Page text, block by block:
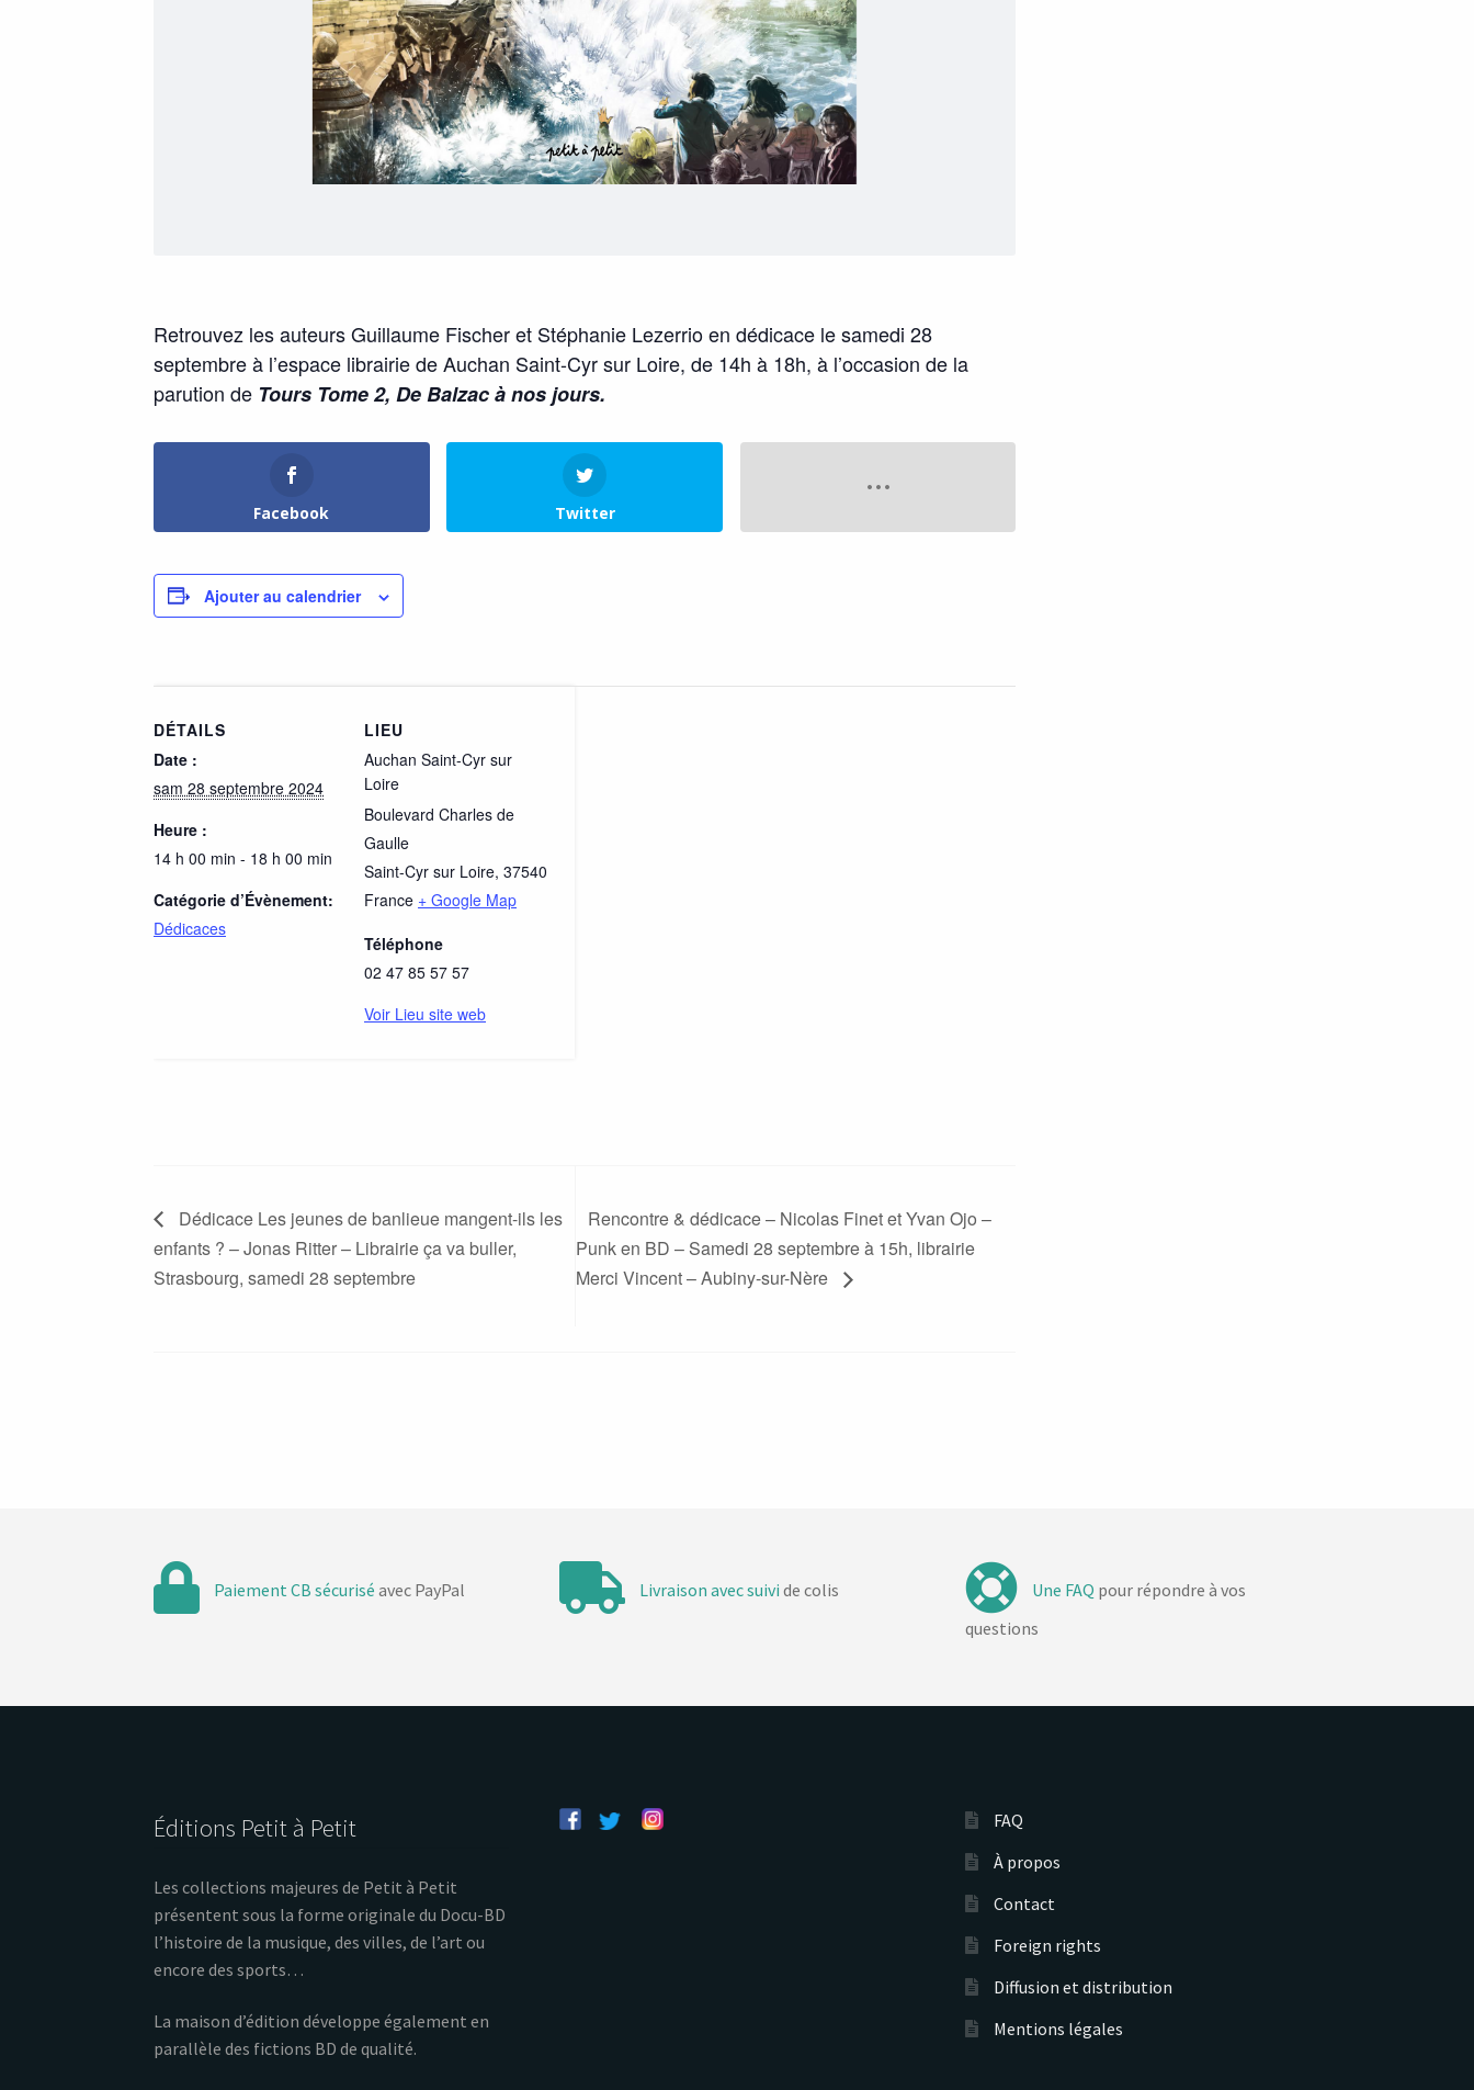
Retrouvez les auteurs Guillaume Fischer et Stéphanie Lezerrio en dédicace le samedi 28
septembre à l’espace librairie de Auchan Saint-Cyr sur Loire, de 14h à 18h, à l’occasion de la
parution de Tours Tome 2, De Balzac à nos jours.
Facebook Twitter
Ajouter au calendrier
DÉTAILS
Date :
sam 28 septembre 2024
Heure :
14 h 00 min - 18 h 00 min
Catégorie d’Évènement:
Dédicaces
LIEU
Auchan Saint-Cyr sur
Loire
Boulevard Charles de
Gaulle
Saint-Cyr sur Loire, 37540
France + Google Map
Téléphone
02 47 85 57 57
Voir Lieu site web
Dédicace Les jeunes de banlieue mangent-ils les
enfants ? – Jonas Ritter – Librairie ça va buller,
Strasbourg, samedi 28 septembre
Rencontre & dédicace – Nicolas Finet et Yvan Ojo –
Punk en BD – Samedi 28 septembre à 15h, librairie
Merci Vincent – Aubiny-sur-Nère
Paiement CB sécurisé avec PayPal Livraison avec suivi de colis Une FAQ pour répondre à vos
questions
Éditions Petit à Petit
Les collections majeures de Petit à Petit
présentent sous la forme originale du Docu-BD
l’histoire de la musique, des villes, de l’art ou
encore des sports…
La maison d’édition développe également en
parallèle des fictions BD de qualité.
FAQ
À propos
Contact
Foreign rights
Diffusion et distribution
Mentions légales